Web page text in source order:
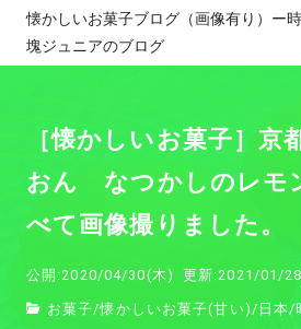
懐かしいお菓子ブログ（画像有り）ー
塊ジュニアのブログ
［懐かしいお菓子］京
おん なつかしのレモ
べて画像撮りました。
公開:2020/04/30(木) 更新:2021/01/
お菓子/懐かしいお菓子(甘い) / 日本/